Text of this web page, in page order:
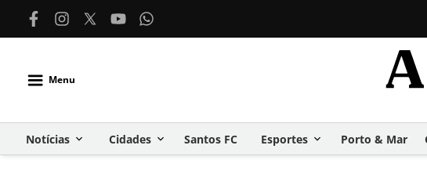
Menu
Notícias Cidades Santos FC Esportes Porto & Mar